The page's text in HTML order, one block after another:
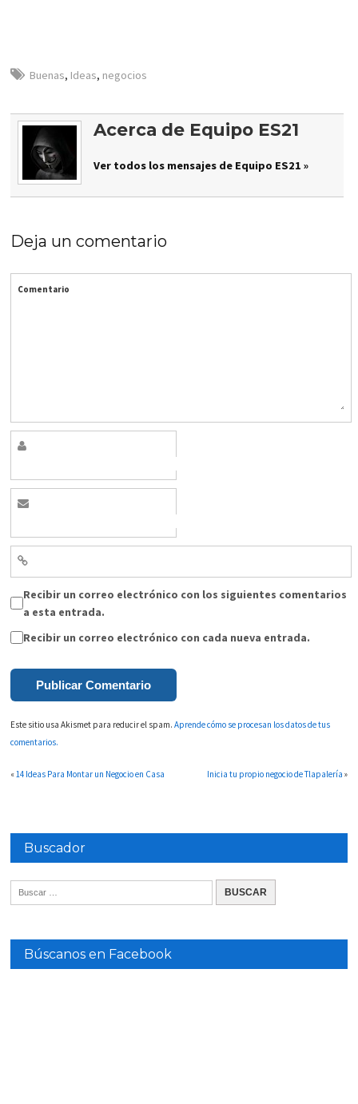
Buenas, Ideas, negocios
Acerca de Equipo ES21
Ver todos los mensajes de Equipo ES21 »
Deja un comentario
Comentario
Recibir un correo electrónico con los siguientes comentarios
a esta entrada.
Recibir un correo electrónico con cada nueva entrada.
Este sitio usa Akismet para reducir el spam.Aprende cómo se procesan los datos de tus
comentarios.
«14 Ideas Para Montar un Negocio en Casa Inicia tu propio negocio de Tlapalería »
Buscador
Búscanos en Facebook